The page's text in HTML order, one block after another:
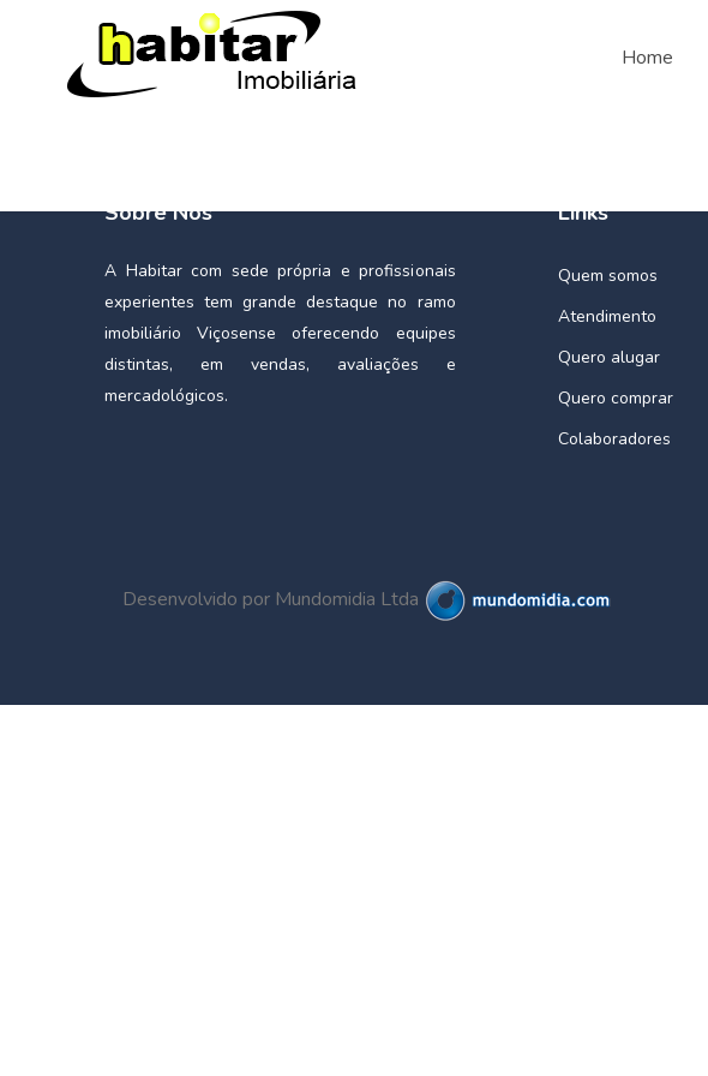
Home
Sobre Nós
A Habitar com sede própria e profissionais
experientes tem grande destaque no ramo
imobiliário Viçosense oferecendo equipes
distintas, em vendas, avaliações e
mercadológicos.
Links
Quem somos
Atendimento
Quero alugar
Quero comprar
Colaboradores
Desenvolvido por Mundomidia Ltda